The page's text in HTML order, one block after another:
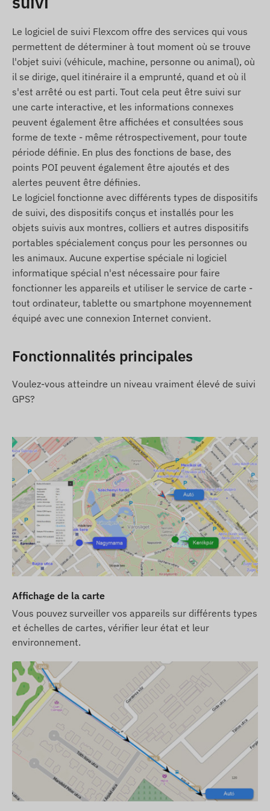
Épingle SIM
Étui de transport
Conditions d'utilisation
Pour un fonctionnement normal de l'appareil, une
connexion active avec les systemes de satellites
de localisation et les réseaux des opérateurs
mobiles est nécessaire. Ces connexions assurent
la collecte et la transmission des données, ainsi
que la communication avec le téléphone du
propriétaire ou, en cas d'utilisation d'un logiciel de
suivi, avec le systeme central de collecte et de
traitement des données. L'appareil communique
via les réseaux des opérateurs mobiles avec la
carte SIM intégrée (remplaçable).
Région de fonctionnement
L'appareil est compatible avec les réseaux GSM
des régions suivantes :
2G : Monde
Options d'achat
Si vous achetez uniquement l'appareil (sans
abonnement logiciel), il sera livré avec les
et de son utilisation (recharge, validation
annuelle des données).
Si vous achetez l'appareil avec un abonnement
logiciel, mais sans carte SIM, l'appareil sera livré
enregistré dans notre logiciel, pret a fonctionner.
L'achat, les parametres et l'utilisation de la
carte SIM restent a votre charge.
Si vous achetez l'appareil, l'abonnement logiciel
et la carte SIM chez nous, l'appareil et la carte
logiciel, et nous nous occuperons du maintien en
service de la carte – vous n'aurez rien a faire a
ce sujet.
utiliser notre service d'alerte par SMS en plus des
notifications par email, achetez également une
carte de crédit SMS disponible dans notre
boutique en ligne parmi les produits associés a
l'appareil.
Ce dispositif fonctionne exclusivement sur le
réseau 2G. Ce réseau a déja été désactivé par
certains fournisseurs de services GSM dans
certains pays (par exemple, en Suisse) et il est
Le logiciel de suivi Flexcom offre des services qui vous
permettent de déterminer à tout moment où se trouve
l'objet suivi (véhicule, machine, personne ou animal), où
il se dirige, quel itinéraire il a emprunté, quand et où il
s'est arrêté ou est parti. Tout cela peut être suivi sur
une carte interactive, et les informations connexes
peuvent également être affichées et consultées sous
forme de texte - même rétrospectivement, pour toute
période définie. En plus des fonctions de base, des
points POI peuvent également être ajoutés et des
alertes peuvent être définies.
Le logiciel fonctionne avec différents types de dispositifs
de suivi, des dispositifs conçus et installés pour les
objets suivis aux montres, colliers et autres dispositifs
portables spécialement conçus pour les personnes ou
les animaux. Aucune expertise spéciale ni logiciel
informatique spécial n'est nécessaire pour faire
fonctionner les appareils et utiliser le service de carte -
tout ordinateur, tablette ou smartphone moyennement
équipé avec une connexion Internet convient.
Fonctionnalités principales
Voulez-vous atteindre un niveau vraiment élevé de suivi
GPS?
Affichage de la carte
Vous pouvez surveiller vos appareils sur différents types
et échelles de cartes, vérifier leur état et leur
environnement.